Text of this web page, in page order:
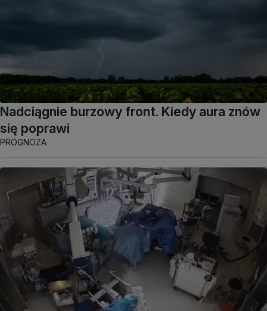
Nadciągnie burzowy front. Kiedy aura znów
się poprawi
PROGNOZA